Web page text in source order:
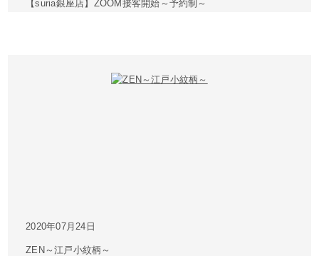
【suria銀座店】ZOOM接客開始～予約制～
2020年07月24日
ZEN～江戸小紋柄～